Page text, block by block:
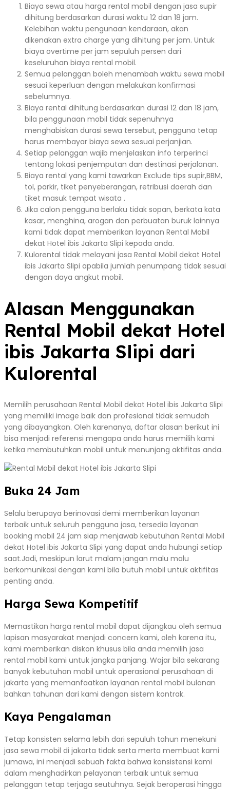
Biaya sewa atau harga rental mobil dengan jasa supir
dihitung berdasarkan durasi waktu 12 dan 18 jam.
Kelebihan waktu pengunaan kendaraan, akan
dikenakan extra charge yang dihitung per jam. Untuk
biaya overtime per jam sepuluh persen dari
keseluruhan biaya rental mobil.
Semua pelanggan boleh menambah waktu sewa mobil
sesuai keperluan dengan melakukan konfirmasi
sebelumnya.
Biaya rental dihitung berdasarkan durasi 12 dan 18 jam,
bila penggunaan mobil tidak sepenuhnya
menghabiskan durasi sewa tersebut, pengguna tetap
harus membayar biaya sewa sesuai perjanjian.
Setiap pelanggan wajib menjelaskan info terperinci
tentang lokasi penjemputan dan destinasi perjalanan.
Biaya rental yang kami tawarkan Exclude tips supir,BBM,
tol, parkir, tiket penyeberangan, retribusi daerah dan
tiket masuk tempat wisata .
Jika calon pengguna berlaku tidak sopan, berkata kata
kasar, menghina, arogan dan perbuatan buruk lainnya
kami tidak dapat memberikan layanan Rental Mobil
dekat Hotel ibis Jakarta Slipi kepada anda.
Kulorental tidak melayani jasa Rental Mobil dekat Hotel
ibis Jakarta Slipi apabila jumlah penumpang tidak sesuai
dengan daya angkut mobil.
Alasan Menggunakan
Rental Mobil dekat Hotel
ibis Jakarta Slipi dari
Kulorental
Memilih perusahaan Rental Mobil dekat Hotel ibis Jakarta Slipi
yang memiliki image baik dan profesional tidak semudah
yang dibayangkan. Oleh karenanya, daftar alasan berikut ini
bisa menjadi referensi mengapa anda harus memilih kami
ketika membutuhkan mobil untuk menunjang aktifitas anda.
Buka 24 Jam
Selalu berupaya berinovasi demi memberikan layanan
terbaik untuk seluruh pengguna jasa, tersedia layanan
booking mobil 24 jam siap menjawab kebutuhan Rental Mobil
dekat Hotel ibis Jakarta Slipi yang dapat anda hubungi setiap
saat.Jadi, meskipun larut malam jangan malu malu
berkomunikasi dengan kami bila butuh mobil untuk aktifitas
penting anda.
Harga Sewa Kompetitif
Memastikan harga rental mobil dapat dijangkau oleh semua
lapisan masyarakat menjadi concern kami, oleh karena itu,
kami memberikan diskon khusus bila anda memilih jasa
rental mobil kami untuk jangka panjang. Wajar bila sekarang
banyak kebutuhan mobil untuk operasional perusahaan di
jakarta yang memanfaatkan layanan rental mobil bulanan
bahkan tahunan dari kami dengan sistem kontrak.
Kaya Pengalaman
Tetap konsisten selama lebih dari sepuluh tahun menekuni
jasa sewa mobil di jakarta tidak serta merta membuat kami
jumawa, ini menjadi sebuah fakta bahwa konsistensi kami
dalam menghadirkan pelayanan terbaik untuk semua
pelanggan tetap terjaga seutuhnya. Sejak beroperasi hingga